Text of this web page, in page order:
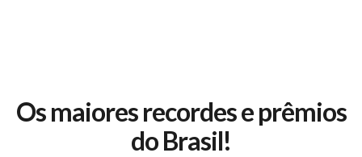
Os maiores recordes e prêmios
do Brasil!